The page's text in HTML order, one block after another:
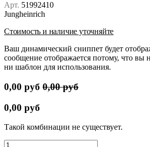
Арт. 51992410
Jungheinrich
Стоимость и наличие уточняйте
Ваш динамический сниппет будет
сообщение отображается потому, что вы
ни шаблон для использования.
0,00 руб 0,00руб
0,00 руб
Такой комбинации не существует.